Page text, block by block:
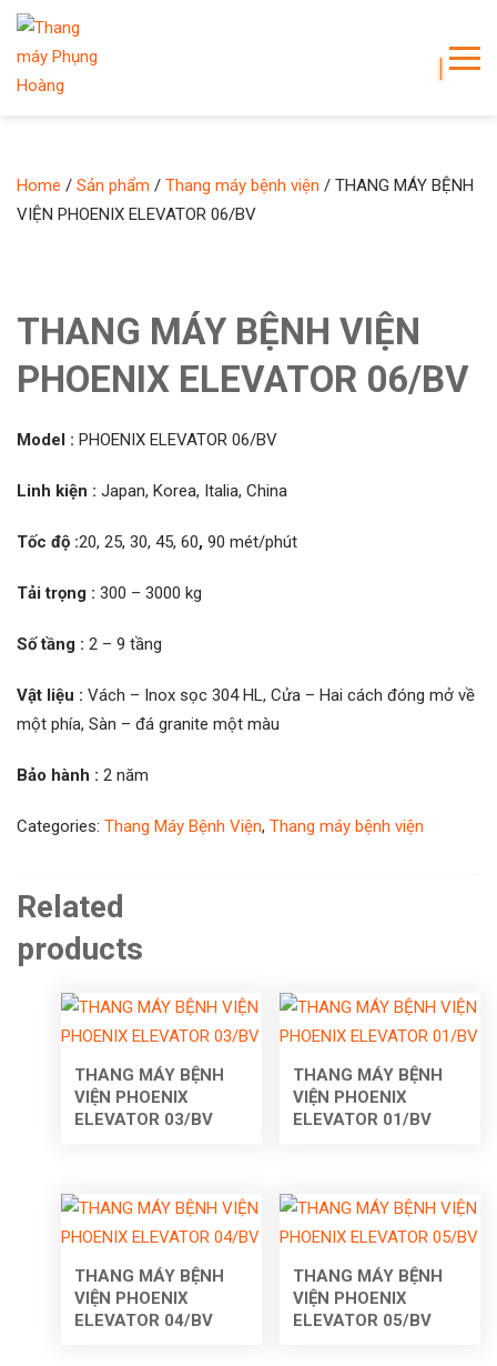
Home / Sản phẩm / Thang máy bệnh viện / THANG MÁY BỆNH
VIỆN PHOENIX ELEVATOR 06/BV
THANG MÁY BỆNH VIỆN
PHOENIX ELEVATOR 06/BV
Model : PHOENIX ELEVATOR 06/BV
Linh kiện : Japan, Korea, Italia, China
Tốc độ :20, 25, 30, 45, 60, 90 mét/phút
Tải trọng : 300 – 3000 kg
Số tầng : 2 – 9 tầng
Vật liệu : Vách – Inox sọc 304 HL, Cửa – Hai cách đóng mở về
một phía, Sàn – đá granite một màu
Bảo hành : 2 năm
Categories: Thang Máy Bệnh Viện, Thang máy bệnh viện
Related
products
THANG MÁY BỆNH
VIỆN PHOENIX
ELEVATOR 03/BV
THANG MÁY BỆNH
VIỆN PHOENIX
ELEVATOR 01/BV
THANG MÁY BỆNH
VIỆN PHOENIX
ELEVATOR 04/BV
THANG MÁY BỆNH
VIỆN PHOENIX
ELEVATOR 05/BV